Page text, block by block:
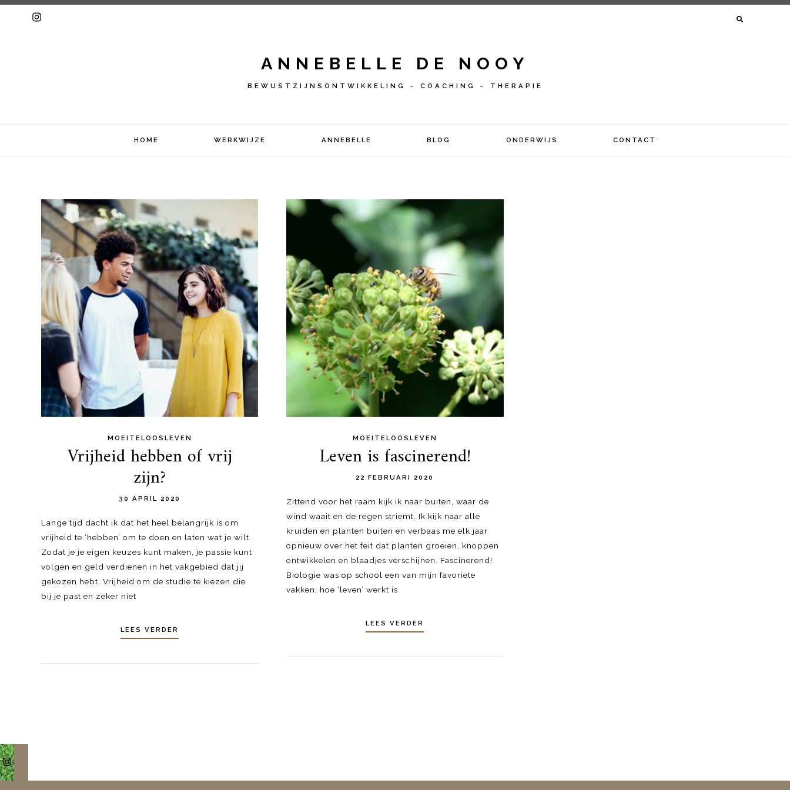
ANNEBELLE DE NOOY
BEWUSTZIJNSONTWIKKELING – COACHING – THERAPIE
HOME WERKWIJZE ANNEBELLE BLOG ONDERWIJS CONTACT
MOEITELOOSLEVEN
Vrijheid hebben of vrij
zijn?
30 APRIL 2020
Lange tijd dacht ik dat het heel belangrijk is om
vrijheid te ‘hebben’ om te doen en laten wat je wilt.
Zodat je je eigen keuzes kunt maken, je passie kunt
volgen en geld verdienen in het vakgebied dat jij
gekozen hebt. Vrijheid om de studie te kiezen die
bij je past en zeker niet
LEES VERDER
MOEITELOOSLEVEN
Leven is fascinerend!
22 FEBRUARI 2020
Zittend voor het raam kijk ik naar buiten, waar de
wind waait en de regen striemt. Ik kijk naar alle
kruiden en planten buiten en verbaas me elk jaar
opnieuw over het feit dat planten groeien, knoppen
ontwikkelen en blaadjes verschijnen. Fascinerend!
Biologie was op school een van mijn favoriete
vakken; hoe ‘leven’ werkt is
LEES VERDER